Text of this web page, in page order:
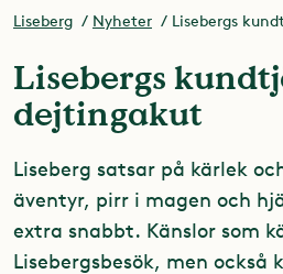
Liseberg Nyheter Lisebergs
Lisebergs
dejtingakut
Liseberg satsar på kärlek
äventyr, pirr i magen och
extra snabbt. Känslor som
Lisebergsbesök, men också